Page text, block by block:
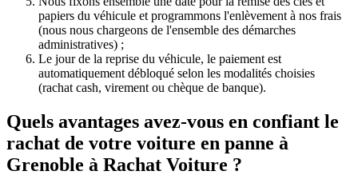
papiers du véhicule et programmons l'enlèvement à nos frais
(nous nous chargeons de l'ensemble des démarches
administratives) ;
Le jour de la reprise du véhicule, le paiement est
automatiquement débloqué selon les modalités choisies
(rachat cash, virement ou chèque de banque).
Quels avantages avez-vous en confiant le
rachat de votre voiture en panne à
Grenoble à Rachat Voiture ?